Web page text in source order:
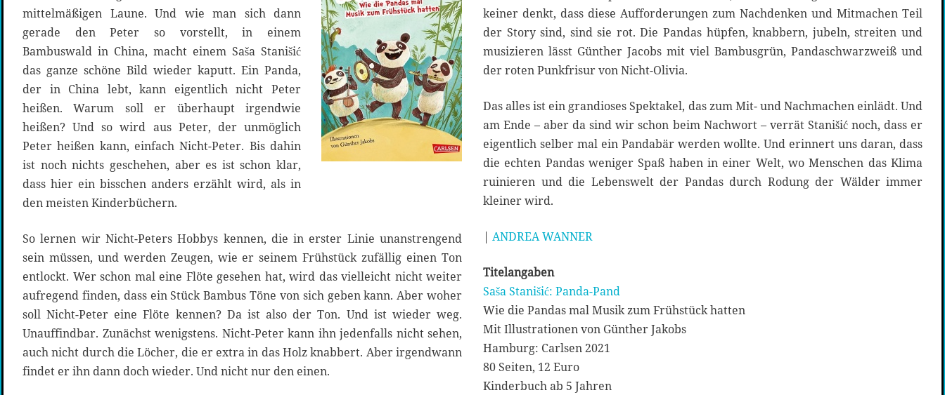
mittelmäßigen Laune. Und wie man sich dann
gerade den Peter so vorstellt, in einem
Bambuswald in China, macht einem Saša Stanišić
das ganze schöne Bild wieder kaputt. Ein Panda,
der in China lebt, kann eigentlich nicht Peter
heißen. Warum soll er überhaupt irgendwie
heißen? Und so wird aus Peter, der unmöglich
Peter heißen kann, einfach Nicht-Peter. Bis dahin
ist noch nichts geschehen, aber es ist schon klar,
dass hier ein bisschen anders erzählt wird, als in
den meisten Kinderbüchern.
So lernen wir Nicht-Peters Hobbys kennen, die in erster Linie unanstrengend
sein müssen, und werden Zeugen, wie er seinem Frühstück zufällig einen Ton
entlockt. Wer schon mal eine Flöte gesehen hat, wird das vielleicht nicht weiter
aufregend finden, dass ein Stück Bambus Töne von sich geben kann. Aber woher
soll Nicht-Peter eine Flöte kennen? Da ist also der Ton. Und ist wieder weg.
Unauffindbar. Zunächst wenigstens. Nicht-Peter kann ihn jedenfalls nicht sehen,
auch nicht durch die Löcher, die er extra in das Holz knabbert. Aber irgendwann
findet er ihn dann doch wieder. Und nicht nur den einen.
keiner denkt, dass diese Aufforderungen zum Nachdenken und Mitmachen Teil
der Story sind, sind sie rot. Die Pandas hüpfen, knabbern, jubeln, streiten und
musizieren lässt Günther Jacobs mit viel Bambusgrün, Pandaschwarzweiß und
der roten Punkfrisur von Nicht-Olivia.
Das alles ist ein grandioses Spektakel, das zum Mit- und Nachmachen einlädt. Und
am Ende – aber da sind wir schon beim Nachwort – verrät Stanišić noch, dass er
eigentlich selber mal ein Pandabär werden wollte. Und erinnert uns daran, dass
die echten Pandas weniger Spaß haben in einer Welt, wo Menschen das Klima
ruinieren und die Lebenswelt der Pandas durch Rodung der Wälder immer
kleiner wird.
| ANDREA WANNER
Titelangaben
Saša Stanišić: Panda-Pand
Wie die Pandas mal Musik zum Frühstück hatten
Mit Illustrationen von Günther Jakobs
Hamburg: Carlsen 2021
80 Seiten, 12 Euro
Kinderbuch ab 5 Jahren